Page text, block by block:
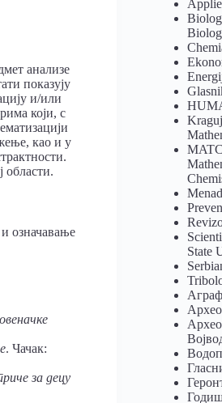
анализе
показују
и/или
који, с
као и у
области.
означавање
. Чачак:
за децу
State